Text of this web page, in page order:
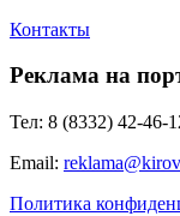
Контакты
Реклама на
Тел: 8 (8332) 42-46-
Email:
Политика